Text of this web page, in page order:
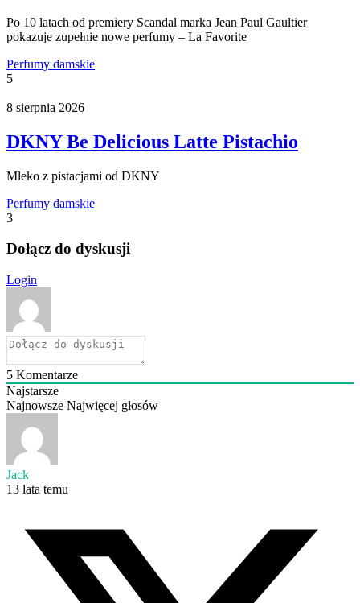
Po 10 latach od premiery Scandal marka Jean Paul Gaultier
pokazuje zupełnie nowe perfumy – La Favorite
Perfumy damskie
5
8 sierpnia 2026
DKNY Be Delicious Latte Pistachio
Mleko z pistacjami od DKNY
Perfumy damskie
3
Dołącz do dyskusji
Login
5 Komentarze
Najstarsze
Najnowsze Najwięcej głosów
Jack
13 lata temu